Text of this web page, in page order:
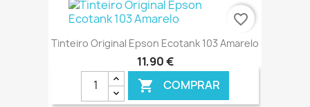
€ ONLINE
Tinteiro Original Epson Ecotank 103 Amarelo
11,90 €
 COMPRAR
favorite_border